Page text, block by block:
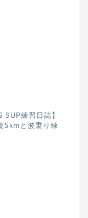
SUP練習日誌】
5kmと波乗り練